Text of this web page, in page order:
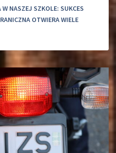
NASZEJ SZKOLE: SUKCES
OTWIERA WIELE